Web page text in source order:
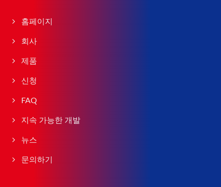
홈페이지
회사
제품
신청
FAQ
지속 가능한 개발
뉴스
문의하기